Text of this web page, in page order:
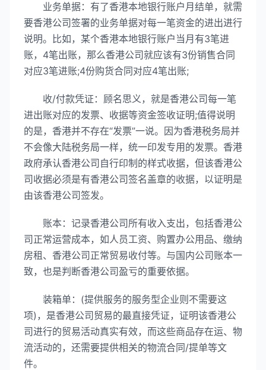
业务单据：有了香港本地银行账户月结单，就需
要香港公司签署的业务单据对每一笔资金的进出进行
说明。比如，某个香港本地银行账户当月有3笔进
账，4笔出账，那么香港公司就应该有3份销售合同
对应3笔进账;4份购货合同对应4笔出账;
收/付款凭证：顾名思义，就是香港公司每一笔
进出账对应的发票、收据等资金签收证明;值得说明
的是，香港并不存在“发票”一说。因为香港税务局并
不会像大陆税务局一样，统一印发专用的发票。香港
政府承认香港公司自行印制的样式收据，但该香港公
司收据必须是有香港公司签名盖章的收据，以证明是
由该香港公司签发。
账本：记录香港公司所有收入支出，包括香港公
司正常运营成本，如人员工资、购置办公用品、缴纳
房租、香港公司正常贸易收付等。与国内公司账本一
致，也是判断香港公司盈亏的重要依据。
装箱单：(提供服务的服务型企业则不需要这
项)，是香港公司贸易的最直接凭证，证明该香港公
司进行的贸易活动真实有效，而这些商品存在运、物
流活动的，还需要提供相关的物流合同/提单等文
件。